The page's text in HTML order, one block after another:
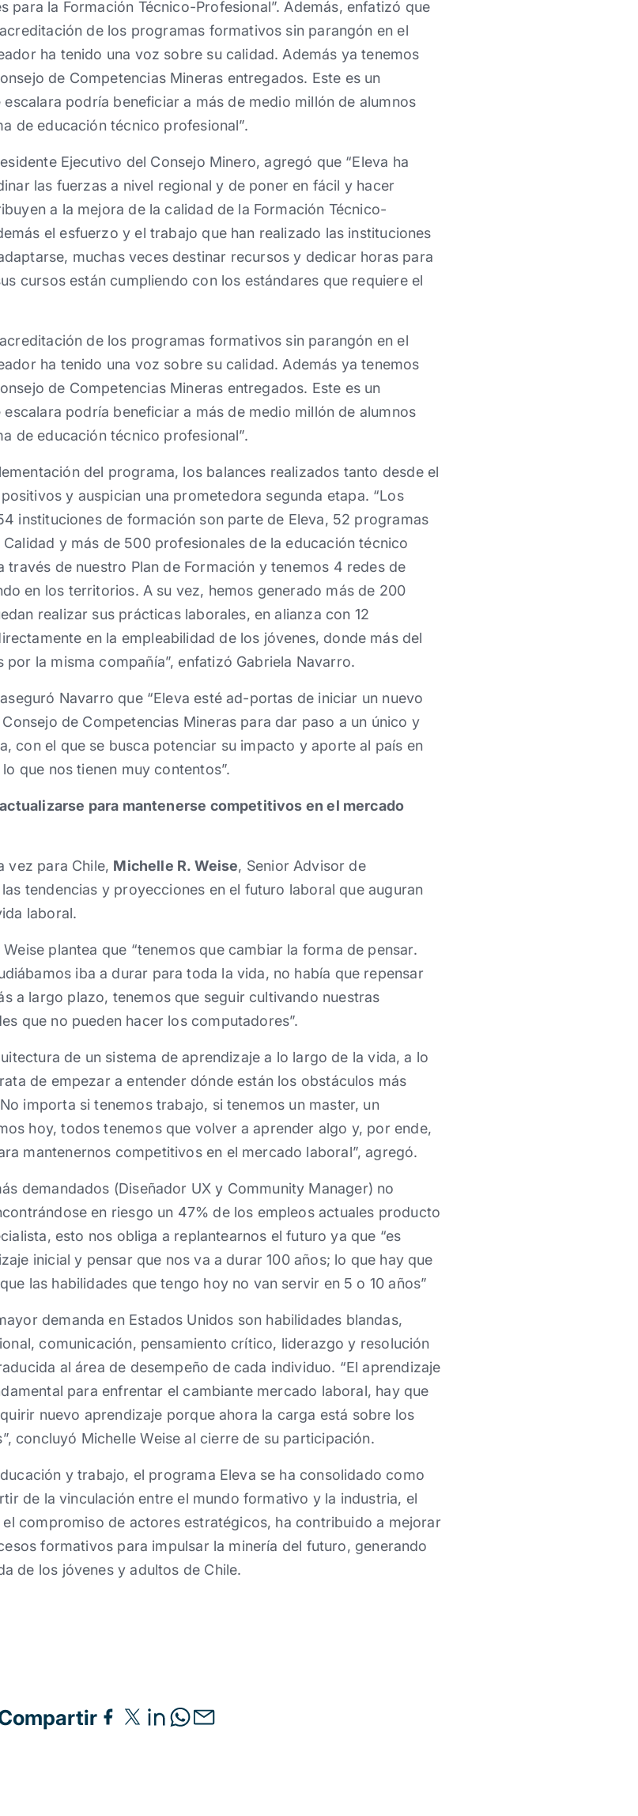
para la Formación Técnico-Profesional”. Además, enfatizó que
de los programas formativos sin parangón en el
ha tenido una voz sobre su calidad. Además ya tenemos
de Competencias Mineras entregados. Este es un
podría beneficiar a más de medio millón de alumnos
de educación técnico profesional”.
Ejecutivo del Consejo Minero, agregó que “Eleva ha
las fuerzas a nivel regional y de poner en fácil y hacer
a la mejora de la calidad de la Formación Técnico-
el esfuerzo y el trabajo que han realizado las instituciones
muchas veces destinar recursos y dedicar horas para
cursos están cumpliendo con los estándares que requiere el
de los programas formativos sin parangón en el
ha tenido una voz sobre su calidad. Además ya tenemos
de Competencias Mineras entregados. Este es un
podría beneficiar a más de medio millón de alumnos
de educación técnico profesional”.
del programa, los balances realizados tanto desde el
y auspician una prometedora segunda etapa. “Los
instituciones de formación son parte de Eleva, 52 programas
y más de 500 profesionales de la educación técnico
de nuestro Plan de Formación y tenemos 4 redes de
en los territorios. A su vez, hemos generado más de 200
realizar sus prácticas laborales, en alianza con 12
en la empleabilidad de los jóvenes, donde más del
la misma compañía”, enfatizó Gabriela Navarro.
Navarro que “Eleva esté ad-portas de iniciar un nuevo
de Competencias Mineras para dar paso a un único y
con el que se busca potenciar su impacto y aporte al país en
que nos tienen muy contentos”.
para mantenerse competitivos en el mercado
vez para Chile, Michelle R. Weise, Senior Advisor de
tendencias y proyecciones en el futuro laboral que auguran
laboral.
plantea que “tenemos que cambiar la forma de pensar.
iba a durar para toda la vida, no había que repensar
a largo plazo, tenemos que seguir cultivando nuestras
que no pueden hacer los computadores”.
de un sistema de aprendizaje a lo largo de la vida, a lo
de empezar a entender dónde están los obstáculos más
importa si tenemos trabajo, si tenemos un master, un
hoy, todos tenemos que volver a aprender algo y, por ende,
mantenernos competitivos en el mercado laboral”, agregó.
demandados (Diseñador UX y Community Manager) no
en riesgo un 47% de los empleos actuales producto
esto nos obliga a replantearnos el futuro ya que “es
inicial y pensar que nos va a durar 100 años; lo que hay que
las habilidades que tengo hoy no van servir en 5 o 10 años”
demanda en Estados Unidos son habilidades blandas,
comunicación, pensamiento crítico, liderazgo y resolución
al área de desempeño de cada individuo. “El aprendizaje
para enfrentar el cambiante mercado laboral, hay que
nuevo aprendizaje porque ahora la carga está sobre los
concluyó Michelle Weise al cierre de su participación.
y trabajo, el programa Eleva se ha consolidado como
de la vinculación entre el mundo formativo y la industria, el
compromiso de actores estratégicos, ha contribuido a mejorar
formativos para impulsar la minería del futuro, generando
de los jóvenes y adultos de Chile.